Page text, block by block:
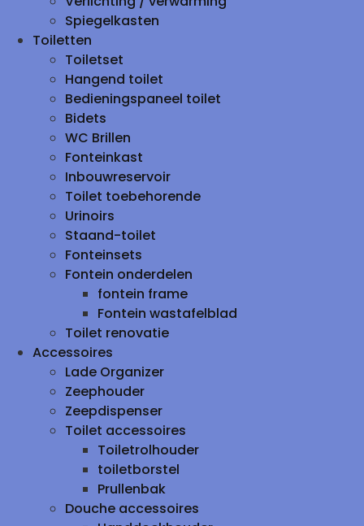
Spiegelkasten
Toiletten
Toiletset
Hangend toilet
Bedieningspaneel toilet
Bidets
WC Brillen
Fonteinkast
Inbouwreservoir
Toilet toebehorende
Urinoirs
Staand-toilet
Fonteinsets
Fontein onderdelen
fontein frame
Fontein wastafelblad
Toilet renovatie
Accessoires
Lade Organizer
Zeephouder
Zeepdispenser
Toilet accessoires
Toiletrolhouder
toiletborstel
Prullenbak
Douche accessoires